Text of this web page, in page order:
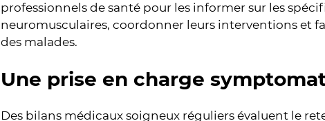
professionnels de santé pour les informer sur les
neuromusculaires, coordonner leurs interventions et
des malades.
Une prise en charge
Des bilans médicaux soigneux réguliers évaluent le